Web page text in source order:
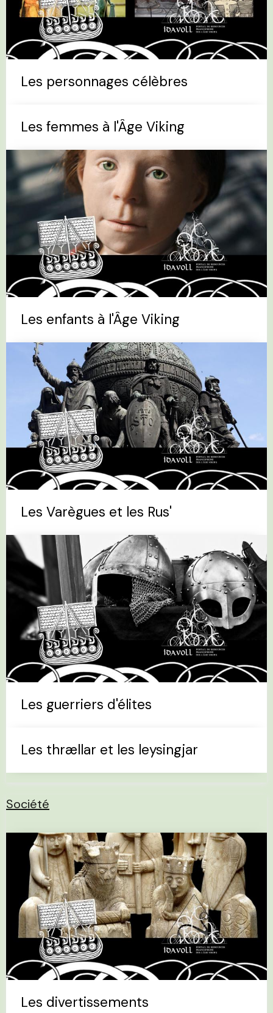
Les personnages célèbres
Les femmes à l'Âge Viking
Les enfants à l'Âge Viking
Les Varègues et les Rus'
Les guerriers d'élites
Les thrællar et les leysingjar
Société
Les divertissements